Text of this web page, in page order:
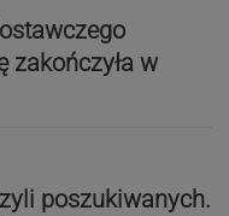
zakończyła w
poszukiwanych.